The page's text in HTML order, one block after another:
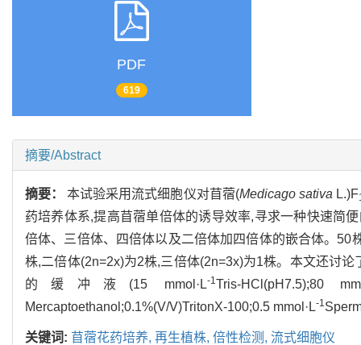
PDF
619
摘要/Abstract
摘要：本试验采用流式细胞仪对苜蓿(Medicago sativa L.)F
药培养体系,提高苜蓿单倍体的诱导效率,寻求一种快速简
倍体、三倍体、四倍体以及二倍体加四倍体的嵌合体。
株,二倍体(2n=2x)为2株,三倍体(2n=3x)为1株。本文还讨
的缓冲液(15 mmol·L-1 Tris-HCl(pH7.5);80
Mercaptoethanol;0.1%(V/V)TritonX-100;0.5 mmol·L-1
关键词: 苜蓿花药培养, 再生植株, 倍性检测, 流式细胞仪